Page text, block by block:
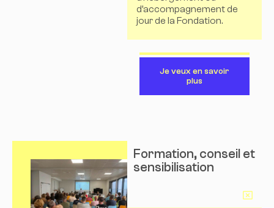
d’accompagnement de
jour de la Fondation.
Je veux en savoir
plus
Formation, conseil et
sensibilisation